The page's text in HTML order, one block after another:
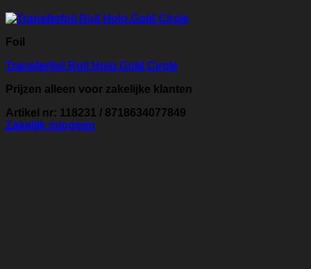
Foil
Transferfoil Roll Holo.Gold Circle
Prijzen alleen voor zakelijke klanten
Artikel nr: 118231 / 8718634077849
Zakelijk inloggen